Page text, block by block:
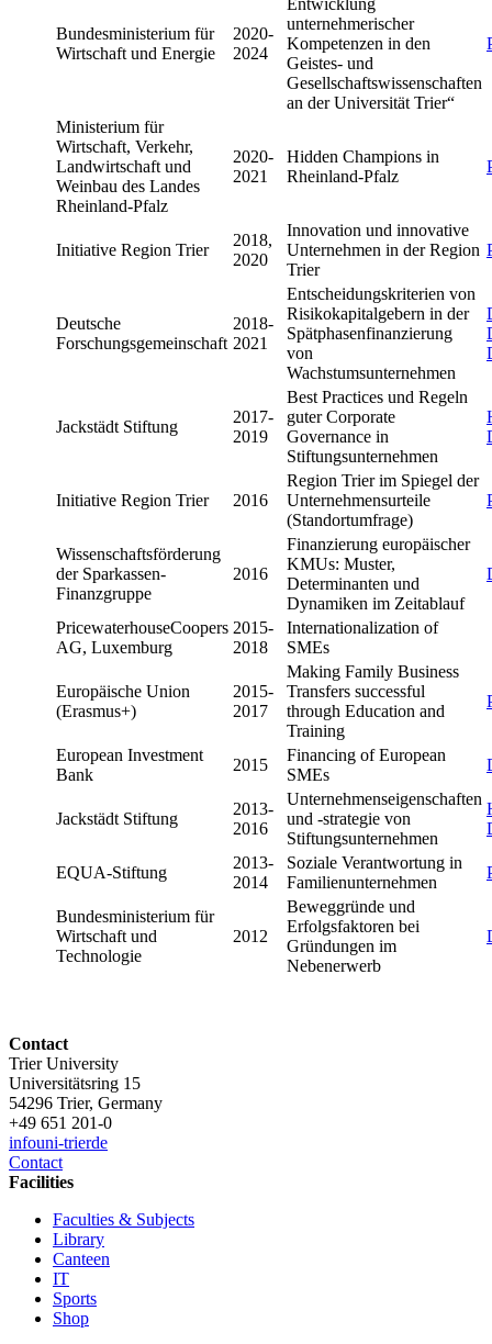
Bundesministerium für
Wirtschaft und Energie
2020-
2024
unternehmerischer
Kompetenzen in den
Geistes- und
Gesellschaftswissenschaften
an der Universität Trier“
Ministerium für
Wirtschaft, Verkehr,
Landwirtschaft und
Weinbau des Landes
Rheinland-Pfalz
2020-
2021
Hidden Champions in
Rheinland-Pfalz
Initiative Region Trier
2018,
2020
Innovation und innovative
Unternehmen in der Region
Trier
Deutsche
Forschungsgemeinschaft
2018-
2021
Entscheidungskriterien von
Risikokapitalgebern in der
Spätphasenfinanzierung
von
Wachstumsunternehmen
Jackstädt Stiftung
2017-
2019
Best Practices und Regeln
guter Corporate
Governance in
Stiftungsunternehmen
Initiative Region Trier 2016
Region Trier im Spiegel der
Unternehmensurteile
(Standortumfrage)
Wissenschaftsförderung
der Sparkassen-
Finanzgruppe
2016
Finanzierung europäischer
KMUs: Muster,
Determinanten und
Dynamiken im Zeitablauf
PricewaterhouseCoopers
AG, Luxemburg
2015-
2018
Internationalization of
SMEs
Europäische Union
(Erasmus+)
2015-
2017
Making Family Business
Transfers successful
through Education and
Training
European Investment
Bank
2015
Financing of European
SMEs
Jackstädt Stiftung
2013-
2016
Unternehmenseigenschaften
und -strategie von
Stiftungsunternehmen
EQUA-Stiftung
2013-
2014
Soziale Verantwortung in
Familienunternehmen
Bundesministerium für
Wirtschaft und
Technologie
2012
Beweggründe und
Erfolgsfaktoren bei
Gründungen im
Nebenerwerb
Contact
Trier University
Universitätsring 15
54296 Trier, Germany
+49 651 201-0
infouni-trierde
Contact
Facilities
Faculties & Subjects
Library
Canteen
IT
Sports
Shop